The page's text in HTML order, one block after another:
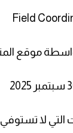
Field
موقع
لا تستوفي